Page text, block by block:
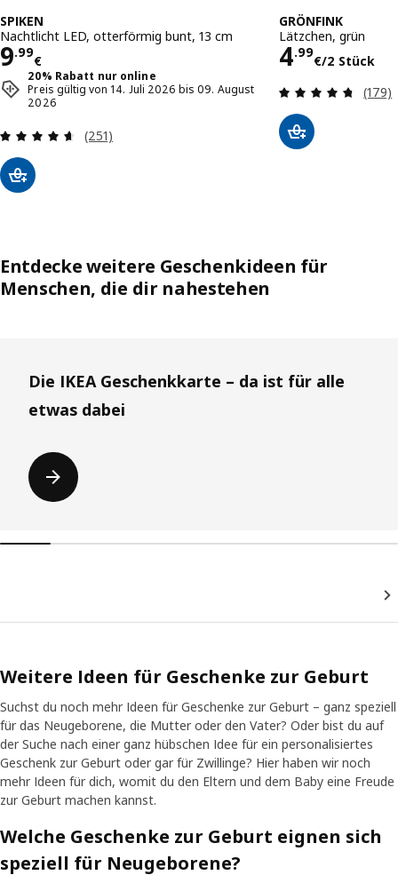
SPIKEN
Nachtlicht LED, otterförmig bunt, 13 cm
9.99
€
Preis 9.99€
20% Rabatt nur online
Preis gültig von 14. Juli 2026 bis 09. August
2026
Bewertungen: 4.6 von 5 Sternen. Bewertungen
(251)
GRÖNFINK
Lätzchen, grün
4.99
€/2 Stück
Preis
(179)
Entdecke weitere Geschenkideen für
Menschen, die dir nahestehen
Die IKEA Geschenkkarte – da ist für alle
etwas dabei
Weitere Ideen für Geschenke zur Geburt
Suchst du noch mehr Ideen für Geschenke zur Geburt – ganz speziell
für das Neugeborene, die Mutter oder den Vater? Oder bist du auf
der Suche nach einer ganz hübschen Idee für ein personalisiertes
Geschenk zur Geburt oder gar für Zwillinge? Hier haben wir noch
mehr Ideen für dich, womit du den Eltern und dem Baby eine Freude
zur Geburt machen kannst.
Welche Geschenke zur Geburt eignen sich
speziell für Neugeborene?